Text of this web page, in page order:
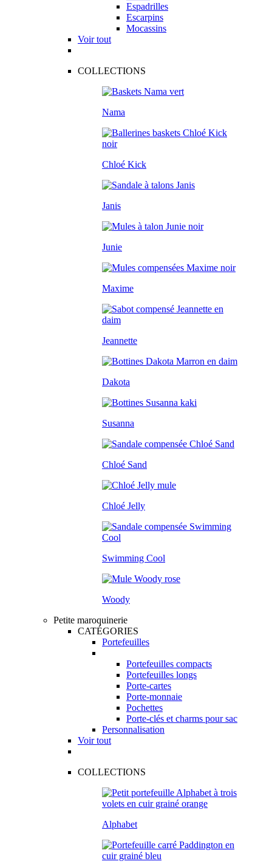
Espadrilles
Escarpins
Mocassins
Voir tout
COLLECTIONS
Nama
Chloé Kick
Janis
Junie
Maxime
Jeannette
Dakota
Susanna
Chloé Sand
Chloé Jelly
Swimming Cool
Woody
Petite maroquinerie
CATÉGORIES
Portefeuilles
Portefeuilles compacts
Portefeuilles longs
Porte-cartes
Porte-monnaie
Pochettes
Porte-clés et charms pour sac
Personnalisation
Voir tout
COLLECTIONS
Alphabet